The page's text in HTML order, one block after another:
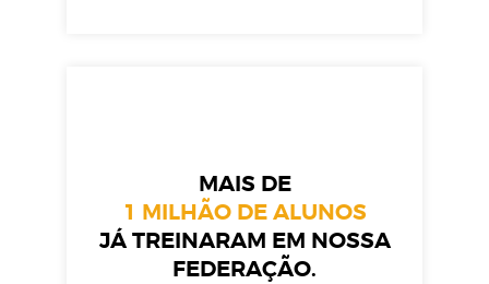
MAIS DE
1 MILHÃO DE ALUNOS
JÁ TREINARAM EM NOSSA
FEDERAÇÃO.